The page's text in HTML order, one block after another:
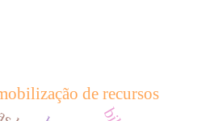
de recursos